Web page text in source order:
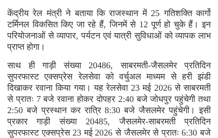
केंद्रीय रेल मंत्री ने बताया कि राजस्थान में 25 गतिशक्ति कार्गो
टर्मिनल विकसित किए जा रहे हैं, जिनमें से 12 पूर्ण हो चुके हैं। इन
परियोजनाओं से व्यापार, पर्यटन एवं यात्री सुविधाओं को व्यापक लाभ
प्राप्त होगा।
साथ ही गाड़ी संख्या 20486, साबरमती-जैसलमेर प्रतिदिन
सुपरफास्ट एक्सप्रेस रेलसेवा को वर्चुअल माध्यम से हरी झंडी
दिखाकर रवाना किया गया। यह रेलसेवा 23 मई 2026 से साबरमती
से प्रातः 7 बजे रवाना होकर दोपहर 2:40 बजे जोधपुर पहुंचेगी तथा
2:50 बजे प्रस्थान कर रात्रि 8:30 बजे जैसलमेर पहुंचेगी। इसी
प्रकार गाड़ी संख्या 20485, जैसलमेर-साबरमती प्रतिदिन
सुपरफास्ट एक्सप्रेस 23 मई 2026 से जैसलमेर से प्रातः 6:30 बजे